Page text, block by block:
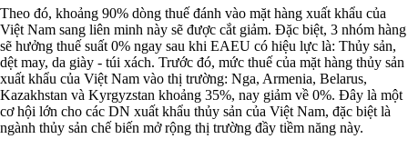
Theo đó, khoảng 90% dòng thuế đánh vào mặt hàng xuất khẩu của
Việt Nam sang liên minh này sẽ được cắt giảm. Đặc biệt, 3 nhóm hàng
sẽ hưởng thuế suất 0% ngay sau khi EAEU có hiệu lực là: Thủy sản,
dệt may, da giày - túi xách. Trước đó, mức thuế của mặt hàng thủy sản
xuất khẩu của Việt Nam vào thị trường: Nga, Armenia, Belarus,
Kazakhstan và Kyrgyzstan khoảng 35%, nay giảm về 0%. Đây là một
cơ hội lớn cho các DN xuất khẩu thủy sản của Việt Nam, đặc biệt là
ngành thủy sản chế biến mở rộng thị trường đầy tiềm năng này.